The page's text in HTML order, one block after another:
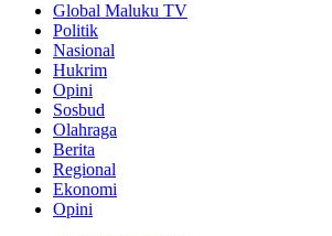
Global Maluku TV
Politik
Nasional
Hukrim
Opini
Sosbud
Olahraga
Berita
Regional
Ekonomi
Opini